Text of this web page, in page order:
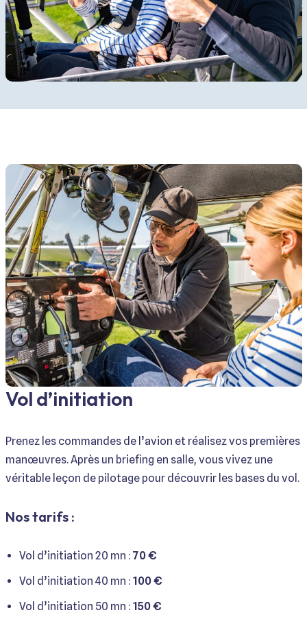
Vol d’initiation
Prenez les commandes de l’avion et réalisez vos premières
manœuvres. Après un briefing en salle, vous vivez une
véritable leçon de pilotage pour découvrir les bases du vol.
Nos tarifs :
Vol d’initiation 20 mn : 70 €
Vol d’initiation 40 mn : 100 €
Vol d’initiation 50 mn : 150 €